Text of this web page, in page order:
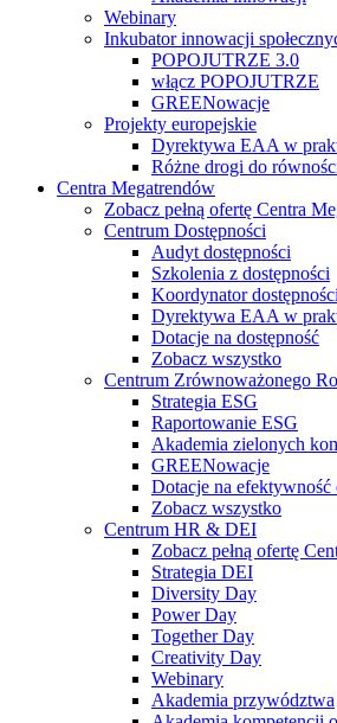
Webinary
Inkubator innowacji
POPOJUTRZE 3.0
włącz POPOJUTRZE
GREENowacje
Projekty europejskie
Dyrektywa EAA w
Różne drogi do
Centra Megatrendów
Zobacz pełną ofertę Centra
Centrum Dostępności
Audyt dostępności
Szkolenia z dostępności
Koordynator dostępności
Dyrektywa EAA w
Dotacje na dostępność
Zobacz wszystko
Centrum Zrównoważonego
Strategia ESG
Raportowanie ESG
Akademia zielonych
GREENowacje
Dotacje na efektywność
Zobacz wszystko
Centrum HR & DEI
Zobacz pełną ofertę
Strategia DEI
Diversity Day
Power Day
Together Day
Creativity Day
Webinary
Akademia przywództwa